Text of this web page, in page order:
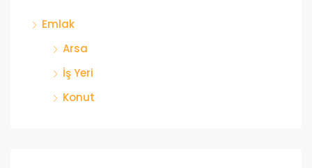
Emlak
Arsa
İş Yeri
Konut